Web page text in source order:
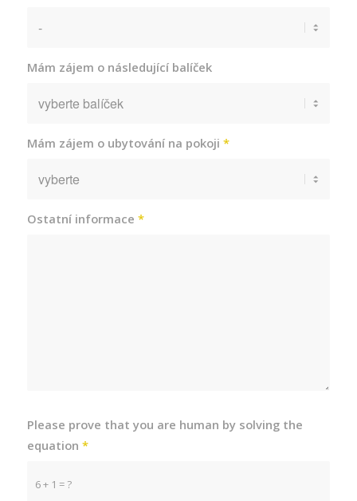
Mám zájem o následující balíček
Mám zájem o ubytování na pokoji *
Ostatní informace *
6 + 1 = ?
Please prove that you are human by solving the
equation *